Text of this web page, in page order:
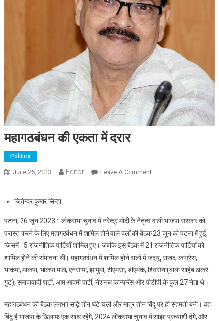
महागठबंधन की एकता में दरार
Politics
June 26, 2023 Editor Leave A CommentOn महागठबंधन की एकता में
जितेन्द्र कुमार सिन्हा
पटना, 26 जून 2023 :: लोकसभा चुनाव में नरेन्द्र मोदी के नेतृत्व वाली भाजपा सरकार को
परास्त करने के लिए महागठबंधन में शामिल होने वाले दलों की बैठक 23 जून को पटना में हुई,
जिसमें 15 राजनीतिक पार्टियाँ शामिल हुए। जबकि इस बैठक में 21 राजनीतिक पार्टियाँ को
शामिल होने की संभावना थी। महागठबंधन में शामिल होने वालों में जदयू, राजद, कांग्रेस,
भाकपा, माकपा, भाकपा माले, एनसीपी, झामुमो, टीएमसी, डीएमके, शिवसेना(बाला साहेब ठाकरे
गुट), समाजवादी पार्टी, आम आदमी पार्टी, नेशनल कान्फ्रेंस और पीडीपी के कुल 27 नेता थे।
महागठबंधन की बैठक लगभग साढ़े तीन घंटे चली और मात्र तीन बिंदु पर ही सहमती बनी। वह
बिंदु है भाजपा के खिलाफ एक साथ रहेंगे, 2024 लोकसभा चुनाव में साझा प्रत्याशी देंगे, और